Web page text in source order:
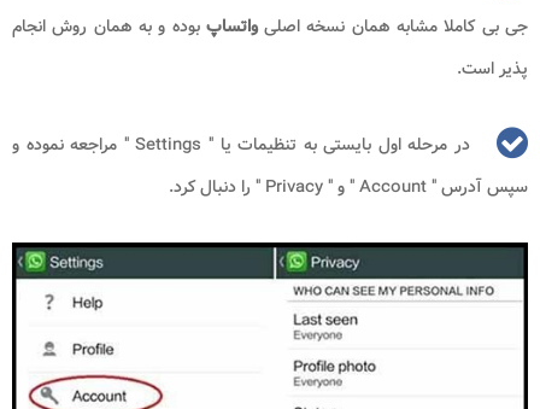
جی بی کاملا مشابه همان نسخه اصلیواتساپبوده و به همان روش انجام
پذیر است.
در مرحله اول بایستی به تنظیمات یا " Settings" مراجعه نموده و
سپس آدرس "Account" و "Privacy " را دنبال کرد.